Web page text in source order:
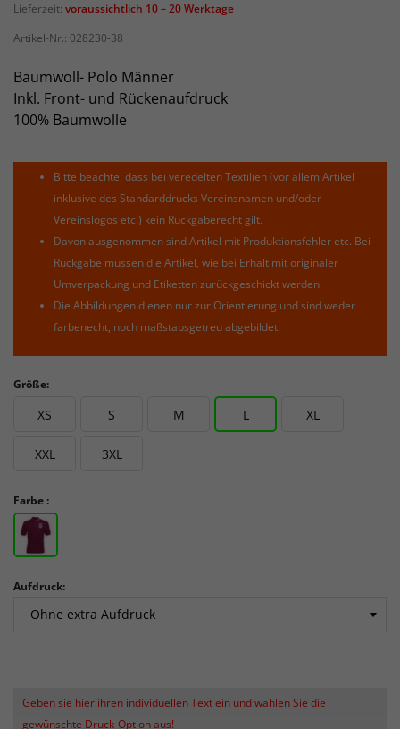
Lieferzeit: voraussichtlich 10 – 20 Werktage
Artikel-Nr.: 028230-38
Baumwoll- Polo Männer
Inkl. Front- und Rückenaufdruck
100% Baumwolle
Bitte beachte, dass bei veredelten Textilien (vor allem Artikel
inklusive des Standarddrucks Vereinsnamen und/oder
Vereinslogos etc.) kein Rückgaberecht gilt.
Davon ausgenommen sind Artikel mit Produktionsfehler etc. Bei
Rückgabe müssen die Artikel, wie bei Erhalt mit originaler
Umverpackung und Etiketten zurückgeschickt werden.
Die Abbildungen dienen nur zur Orientierung und sind weder
farbenecht, noch maßstabsgetreu abgebildet.
Größe:
XS S M L XL
XXL 3XL
Farbe :
Aufdruck:
Geben sie hier ihren individuellen Text ein und wählen Sie die
gewünschte Druck-Option aus!